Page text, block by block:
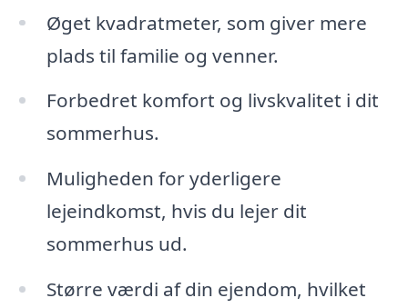
Øget kvadratmeter, som giver mere
plads til familie og venner.
Forbedret komfort og livskvalitet i dit
sommerhus.
Muligheden for yderligere
lejeindkomst, hvis du lejer dit
sommerhus ud.
Større værdi af din ejendom, hvilket